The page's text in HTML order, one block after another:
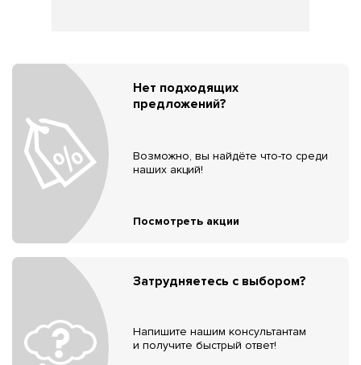
Нет подходящих
предложений?
Возможно, вы найдёте что-то среди
наших акций!
Посмотреть акции
Затрудняетесь с выбором?
Напишите нашим консультантам
и получите быстрый ответ!